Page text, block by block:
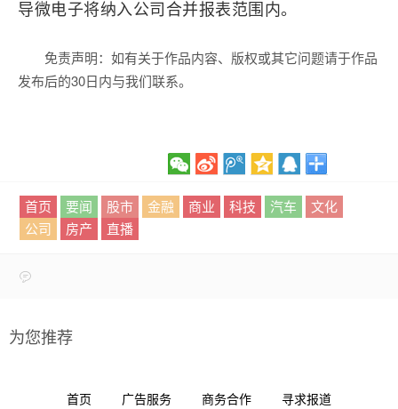
导微电子将纳入公司合并报表范围内。
免责声明：如有关于作品内容、版权或其它问题请于作品
发布后的30日内与我们联系。
首页 要闻 股市 金融 商业 科技 汽车
文化
公司
房产 直播
为您推荐
首页 广告服务 商务合作 寻求报道